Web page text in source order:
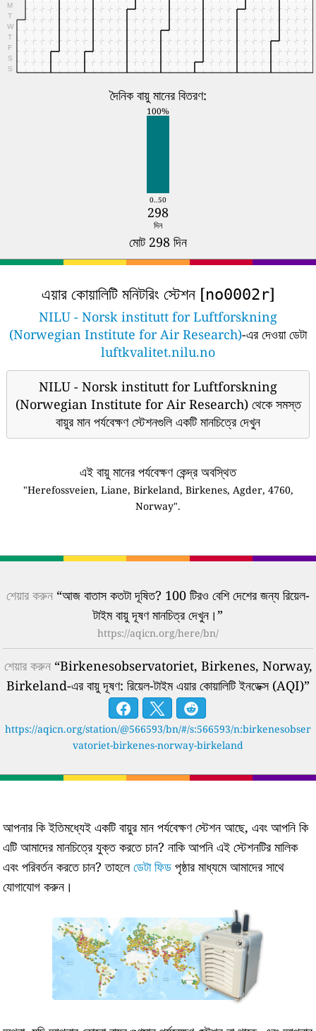
M
T
W
T
F
S
S
দৈনিক বায়ু মানের বিতরণ:
100%
0..50
298
দিন
মোট 298 দিন
এয়ার কোয়ালিটি মনিটরিং স্টেশন [no0002r]
NILU - Norsk institutt for Luftforskning
(Norwegian Institute for Air Research)-এর দেওয়া ডেটা
luftkvalitet.nilu.no
NILU - Norsk institutt for Luftforskning
(Norwegian Institute for Air Research) থেকে সমস্ত
বায়ুর মান পর্যবেক্ষণ স্টেশনগুলি একটি মানচিত্রে দেখুন
এই বায়ু মানের পর্যবেক্ষণ কেন্দ্র অবস্থিত
"Herefossveien, Liane, Birkeland, Birkenes, Agder, 4760,
Norway".
শেয়ার করুন “আজ বাতাস কতটা দূষিত? 100 টিরও বেশি দেশের জন্য রিয়েল-
টাইম বায়ু দূষণ মানচিত্র দেখুন।”
https://aqicn.org/here/bn/
শেয়ার করুন“Birkenesobservatoriet, Birkenes, Norway,
Birkeland-এর বায়ু দূষণ: রিয়েল-টাইম এয়ার কোয়ালিটি ইনডেক্স (AQI)”
https://aqicn.org/station/@566593/bn/#/s:566593/n:birkenesobser
vatoriet-birkenes-norway-birkeland
আপনার কি ইতিমধ্যেই একটি বায়ুর মান পর্যবেক্ষণ স্টেশন আছে, এবং আপনি কি
এটি আমাদের মানচিত্রে যুক্ত করতে চান? নাকি আপনি এই স্টেশনটির মালিক
এবং পরিবর্তন করতে চান? তাহলেডেটা ফিড পৃষ্ঠার মাধ্যমে আমাদের সাথে
যোগাযোগ করুন।